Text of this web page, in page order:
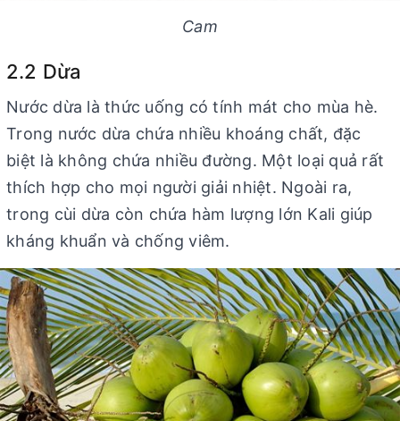
Cam
2.2 Dừa
Nước dừa là thức uống có tính mát cho mùa hè.
Trong nước dừa chứa nhiều khoáng chất, đặc
biệt là không chứa nhiều đường. Một loại quả rất
thích hợp cho mọi người giải nhiệt. Ngoài ra,
trong cùi dừa còn chứa hàm lượng lớn Kali giúp
kháng khuẩn và chống viêm.